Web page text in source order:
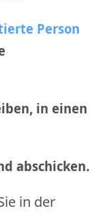
Person
in einen
abschicken.
in der